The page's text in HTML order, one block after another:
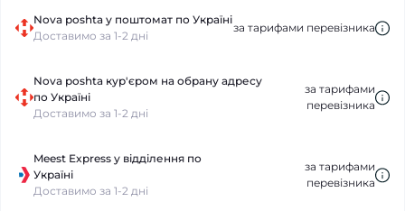
Nova poshta у поштомат по Україні
Доставимо за 1-2 дні
за тарифами перевізника
Nova poshta кур'єром на обрану адресу
по Україні
Доставимо за 1-2 дні
за тарифами
перевізника
Meest Express у відділення по
Україні
Доставимо за 1-2 дні
за тарифами
перевізника